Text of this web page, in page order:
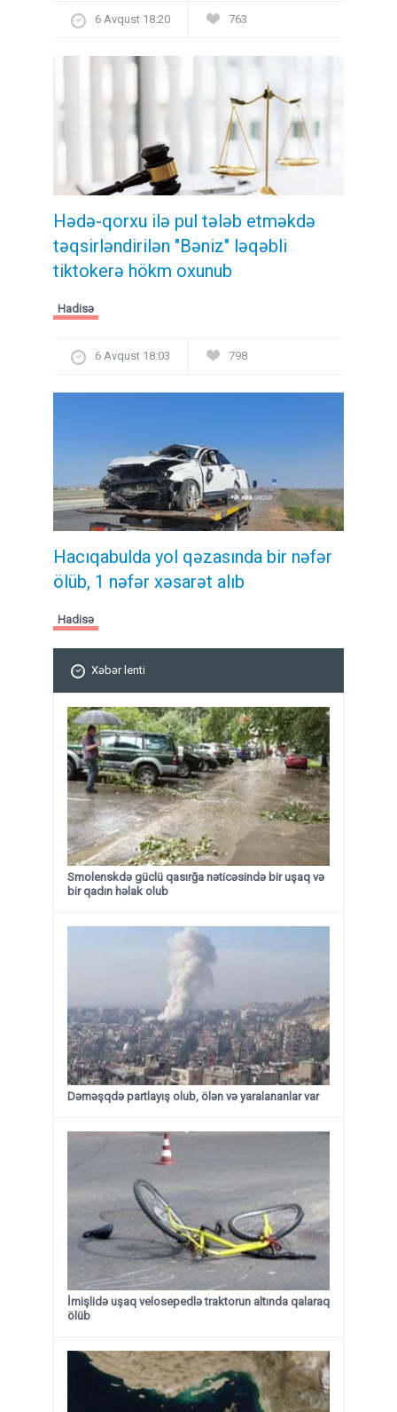
6 Avqust 18:20 763
Hədə-qorxu ilə pul tələb etməkdə
təqsirləndirilən "Bəniz" ləqəbli
tiktokerə hökm oxunub
Hadisə
6 Avqust 18:03 798
Hacıqabulda yol qəzasında bir nəfər
ölüb, 1 nəfər xəsarət alıb
Hadisə
Xəbər lenti
Smolenskdə güclü qasırğa nəticəsində bir uşaq və
bir qadın həlak olub
Dəməşqdə partlayış olub, ölən və yaralananlar var
İmişlidə uşaq velosepedlə traktorun altında qalaraq
ölüb